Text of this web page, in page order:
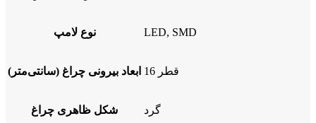
نوع لامپ LED, SMD
ابعاد بیرونی چراغ (سانتی‌متر) قطر 16
شکل ظاهری چراغ گرد